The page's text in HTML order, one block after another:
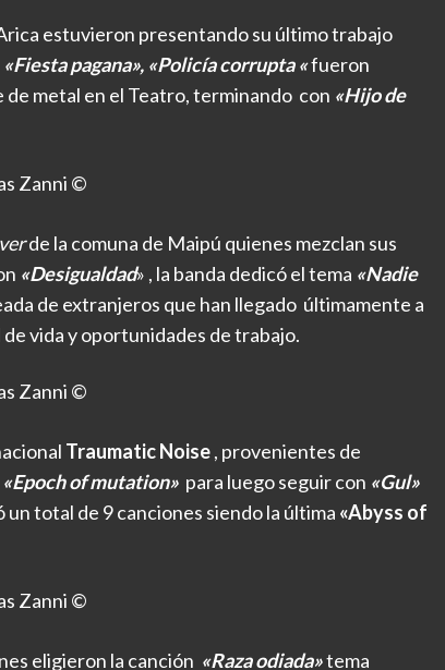
estuvieron presentando su último trabajo
«Fiesta pagana», «Policía corrupta «fueron
metal en el Teatro, terminando con «Hijo de
Zanni ©
de la comuna de Maipú quienes mezclan sus
«Desigualdad» , la banda dedicó el tema «Nadie
de extranjeros que han llegado últimamente a
vida y oportunidades de trabajo.
Zanni ©
Traumatic Noise, provenientes de
«Epoch of mutation» para luego seguir con «Gul»
total de 9 canciones siendo la última «Abyss of
Zanni ©
eligieron la canción «Raza odiada»tema